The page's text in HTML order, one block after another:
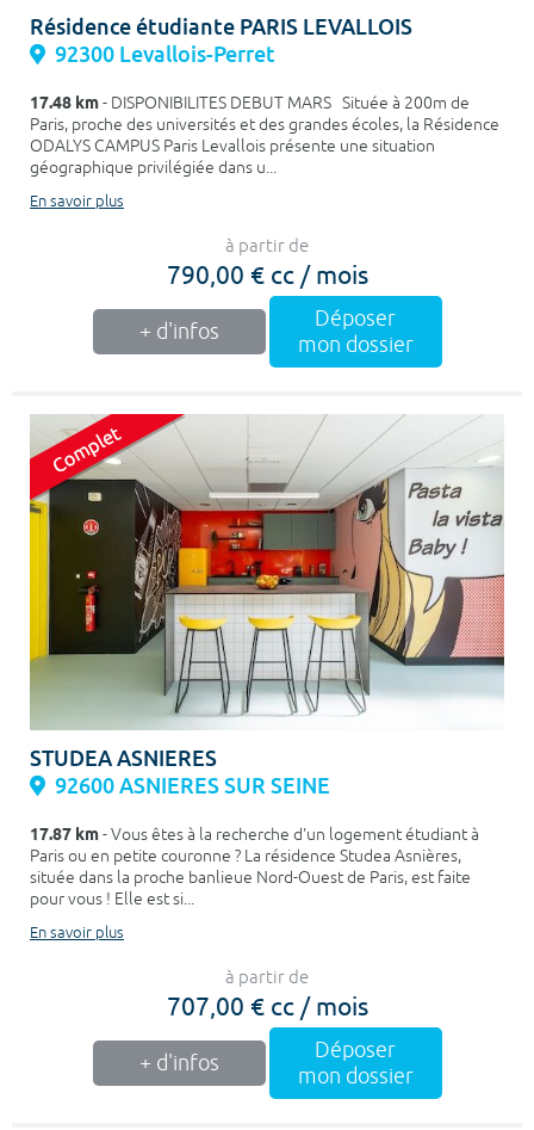
Résidence étudiante PARIS LEVALLOIS
92300 Levallois-Perret
17.48 km- DISPONIBILITES DEBUT MARS Située à 200m de
Paris, proche des universités et des grandes écoles, la Résidence
ODALYS CAMPUS Paris Levallois présente une situation
géographique privilégiée dans u...
En savoir plus
à partir de
790,00 € cc / mois
+ d'infos
Déposer
mon dossier
STUDEA ASNIERES
92600 ASNIERES SUR SEINE
17.87 km- Vous êtes à la recherche d'un logement étudiant à
Paris ou en petite couronne ? La résidence Studea Asnières,
située dans la proche banlieue Nord-Ouest de Paris, est faite
pour vous ! Elle est si...
En savoir plus
à partir de
707,00 € cc / mois
+ d'infos
Déposer
mon dossier